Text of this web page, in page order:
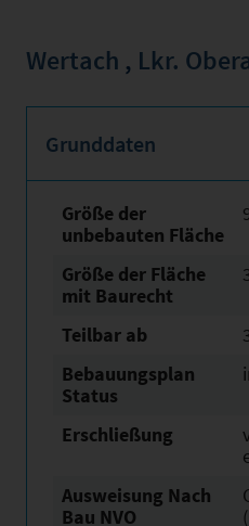
Wertach , Lkr.
Grunddaten
Größe der
unbebauten Fläche
Größe der Fläche
mit Baurecht
Teilbar ab
Bebauungsplan
Status
Erschließung
Ausweisung Nach
Bau NVO